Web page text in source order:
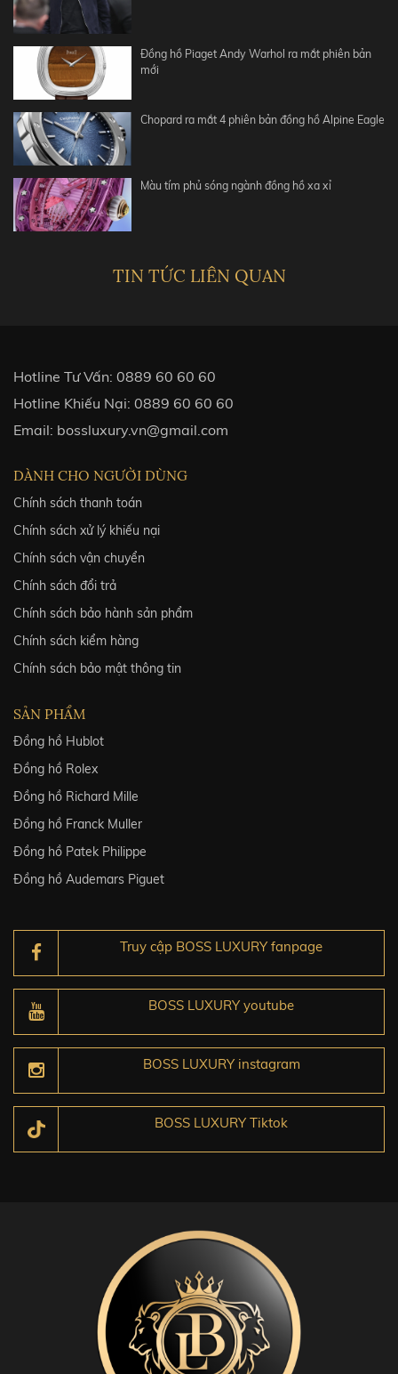
Đồng hồ Piaget Andy Warhol ra mắt phiên bản
mới
Chopard ra mắt 4 phiên bản đồng hồ Alpine Eagle
Màu tím phủ sóng ngành đồng hồ xa xỉ
TIN TỨC LIÊN QUAN
Hotline Tư Vấn: 0889 60 60 60
Hotline Khiếu Nại: 0889 60 60 60
Email: bossluxury.vn@gmail.com
DÀNH CHO NGƯỜI DÙNG
Chính sách thanh toán
Chính sách xử lý khiếu nại
Chính sách vận chuyển
Chính sách đổi trả
Chính sách bảo hành sản phẩm
Chính sách kiểm hàng
Chính sách bảo mật thông tin
SẢN PHẨM
Đồng hồ Hublot
Đồng hồ Rolex
Đồng hồ Richard Mille
Đồng hồ Franck Muller
Đồng hồ Patek Philippe
Đồng hồ Audemars Piguet
Truy cập BOSS LUXURY fanpage
BOSS LUXURY youtube
BOSS LUXURY instagram
BOSS LUXURY Tiktok